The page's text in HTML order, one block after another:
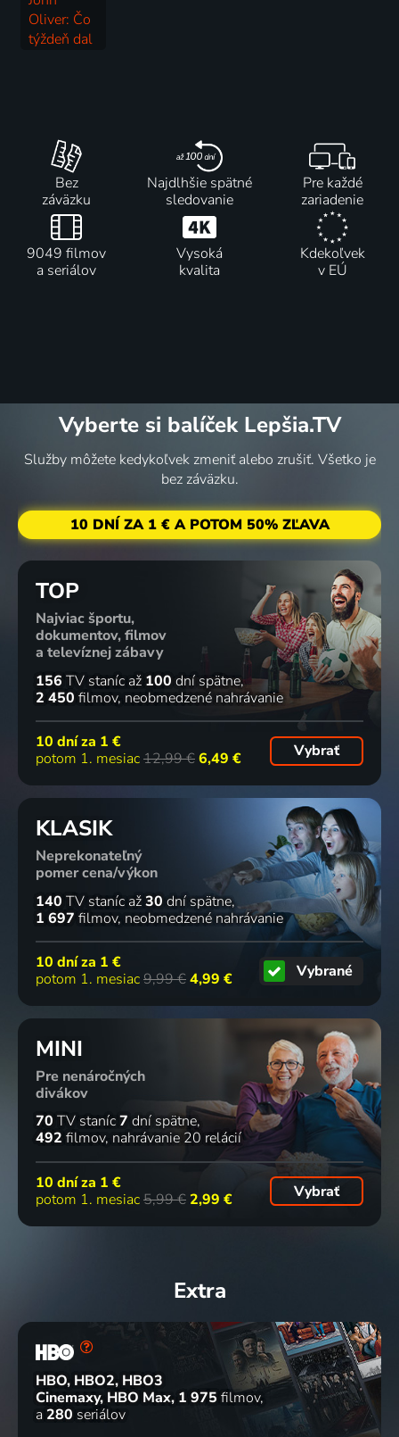
Oliver: Čo
týždeň dal
Bez
záväzku
Najdlhšie spätné
sledovanie
Pre každé
zariadenie
9049 filmov
a seriálov
Vysoká
kvalita
Kdekoľvek
v EÚ
Vyberte si balíček Lepšia.TV
Služby môžete kedykoľvek zmeniť alebo zrušiť. Všetko je
bez záväzku.
10 DNÍ ZA 1 € A POTOM 50% ZĽAVA
TOP
Najviac športu,
dokumentov, filmov
a televíznej zábavy
156 TV staníc až 100 dní spätne
2 450 filmov neobmedzené nahrávanie
10 dní za 1 €
potom 1. mesiac12,99 €6,49 € Vybrať
KLASIK
Neprekonateľný
pomer cena/výkon
140 TV staníc až30 dní spätne
1 697 filmov neobmedzené nahrávanie
10 dní za 1 €
potom 1. mesiac9,99 €4,99 € Vybrané
MINI
Pre nenáročných
divákov
70 TV staníc7 dní spätne
492 filmov nahrávanie 20 relácií
10 dní za 1 €
potom 1. mesiac5,99 € 2,99 € Vybrať
Extra
HBO, HBO2, HBO3
Cinemaxy, HBO Max 1 975 filmov
a 280 seriálov